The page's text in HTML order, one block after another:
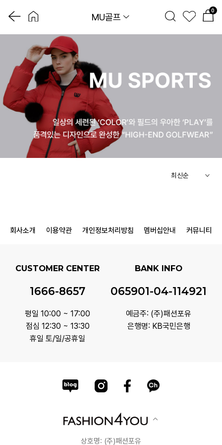
0
MU골프
회사소개 이용약관 개인정보처리방침 멤버십안내 커뮤니티
CUSTOMER CENTER
1666-8657
평일 10:00 ~ 17:00
점심 12:30 ~ 13:30
휴일 토/일/공휴일
BANK INFO
065901-04-114921
예금주: (주)패션포유
은행명: KB국민은행
상호명: (주)패션포유